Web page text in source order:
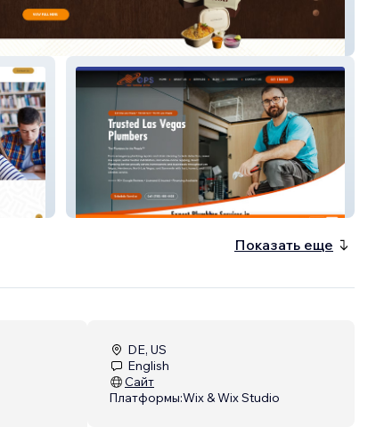
Great Plumbing Service
Показать еще
DE, US
English
Сайт
Платформы:Wix & Wix Studio